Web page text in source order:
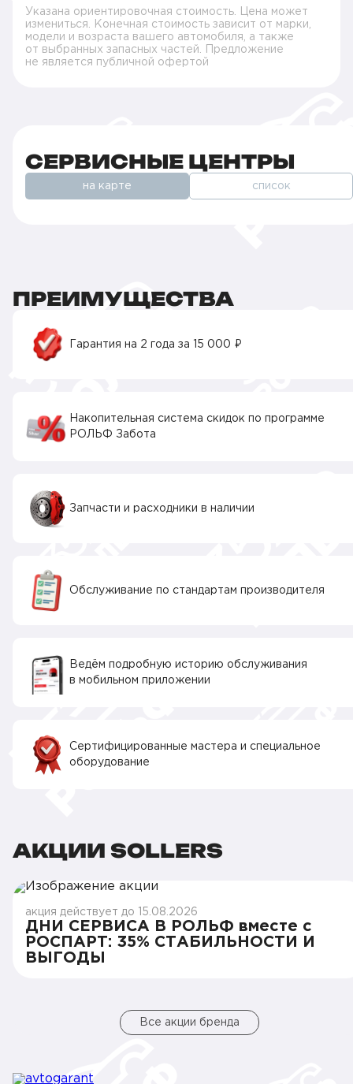
Указана ориентировочная стоимость. Цена может
измениться. Конечная стоимость зависит от марки,
модели и возраста вашего автомобиля, а также
от выбранных запасных частей. Предложение
не является публичной офертой
СЕРВИСНЫЕ ЦЕНТРЫ
на карте список
ПРЕИМУЩЕСТВА
Гарантия на 2 года за 15 000 ₽
Накопительная система скидок по программе
РОЛЬФ Забота
Запчасти и расходники в наличии
Обслуживание по стандартам производителя
Ведём подробную историю обслуживания
в мобильном приложении
Сертифицированные мастера и специальное
оборудование
АКЦИИ SOLLERS
акция действует до 15.08.2026
ДНИ СЕРВИСА В РОЛЬФ вместе с
РОСПАРТ: 35% СТАБИЛЬНОСТИ И
ВЫГОДЫ
Все акции бренда